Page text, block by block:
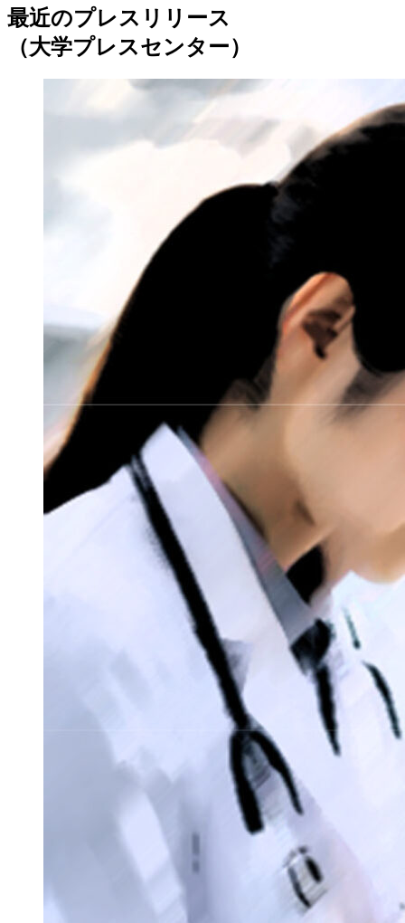
最近のプレスリリース
（大学プレスセンター）